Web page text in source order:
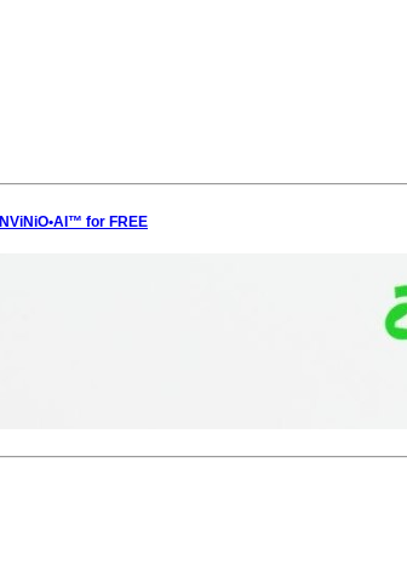
NViNiO•AI™ for FREE